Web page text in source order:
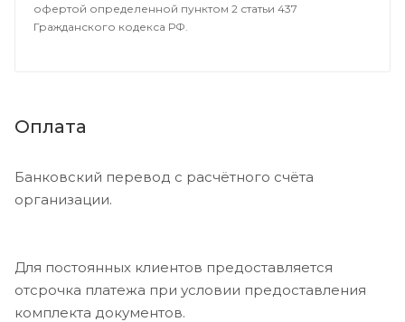
офертой определенной пунктом 2 статьи 437
Гражданского кодекса РФ.
Оплата
Банковский перевод с расчётного счёта
организации.
Для постоянных клиентов предоставляется
отсрочка платежа при условии предоставления
комплекта документов.